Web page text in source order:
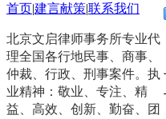
首页|建言献策|联系我们
北京文启律师事务所专业代
理全国各行地民事、商事、
仲裁、行政、刑事案件。执
业精神：敬业、专注、精
益、高效、创新、勤奋、团